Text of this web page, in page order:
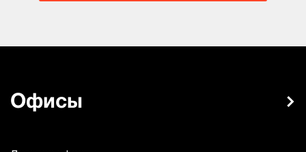
Офисы